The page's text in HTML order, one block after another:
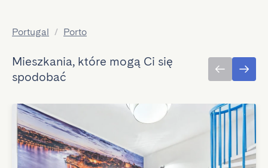
Portugal / Porto
Mieszkania, które mogą Ci się
spodobać